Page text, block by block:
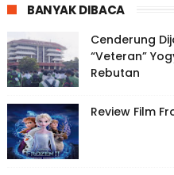
BANYAK DIBACA
Cenderung
“Veteran”
Rebutan
Review Film